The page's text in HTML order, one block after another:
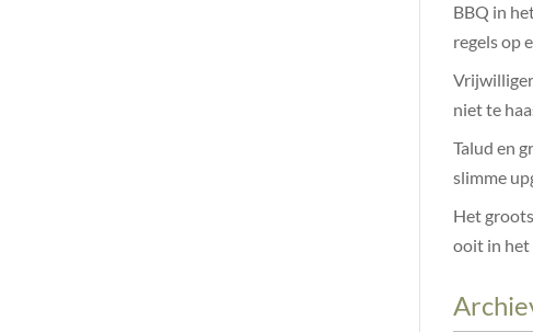
BBQ in
regels op
niet te
Talud en
slimme
Het
ooit in het